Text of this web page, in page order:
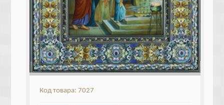
Код товара: 7027